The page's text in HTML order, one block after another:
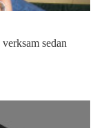
verksam sedan